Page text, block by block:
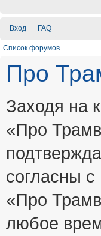
Вход FAQ
Список форумов
Про
Заходя на
«Про
согласны
«Про
любое